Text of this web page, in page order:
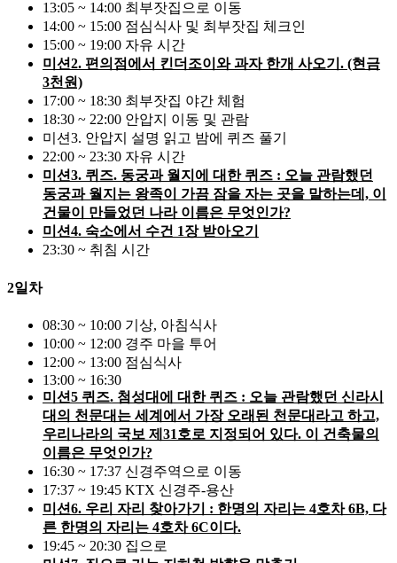
13:05 ~ 14:00 최부잣집으로 이동
14:00 ~ 15:00 점심식사 및 최부잣집 체크인
15:00 ~ 19:00 자유 시간
미션2. 편의점에서 킨더조이와 과자 한개 사오기. (현금
3천원)
17:00 ~ 18:30 최부잣집 야간 체험
18:30 ~ 22:00 안압지 이동 및 관람
미션3. 안압지 설명 읽고 밤에 퀴즈 풀기
22:00 ~ 23:30 자유 시간
미션3. 퀴즈. 동궁과 월지에 대한 퀴즈 : 오늘 관람했던
동궁과 월지는 왕족이 가끔 잠을 자는 곳을 말하는데, 이
건물이 만들었던 나라 이름은 무엇인가?
미션4. 숙소에서 수건 1장 받아오기
23:30 ~ 취침 시간
2일차
08:30 ~ 10:00 기상, 아침식사
10:00 ~ 12:00 경주 마을 투어
12:00 ~ 13:00 점심식사
13:00 ~ 16:30
미션5 퀴즈. 첨성대에 대한 퀴즈 : 오늘 관람했던 신라시
대의 천문대는 세계에서 가장 오래된 천문대라고 하고,
우리나라의 국보 제31호로 지정되어 있다. 이 건축물의
이름은 무엇인가?
16:30 ~ 17:37 신경주역으로 이동
17:37 ~ 19:45 KTX 신경주-용산
미션6. 우리 자리 찾아가기 : 한명의 자리는 4호차 6B, 다
른 한명의 자리는 4호차 6C이다.
19:45 ~ 20:30 집으로